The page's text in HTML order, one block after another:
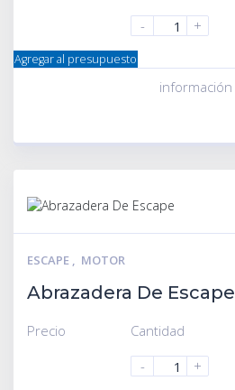
-
+
Agregar al presupuesto
información
ESCAPE , MOTOR
Abrazadera De Escape
Precio
Cantidad
-
+